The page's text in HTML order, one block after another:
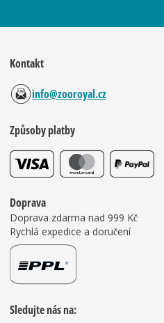
Kontakt
info@zooroyal.cz
Způsoby platby
Doprava
Doprava zdarma nad 999 Kč
Rychlá expedice a doručení
Sledujte nás na: